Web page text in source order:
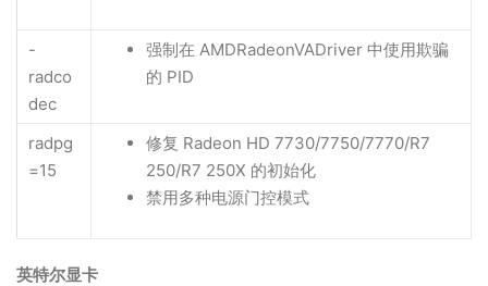
-
radco
dec
强制在 AMDRadeonVADriver 中使用欺骗
的 PID
radpg
=15
修复 Radeon HD 7730/7750/7770/R7
250/R7 250X 的初始化
禁用多种电源门控模式
英特尔显卡